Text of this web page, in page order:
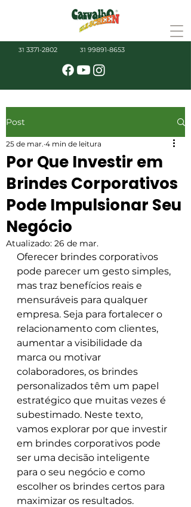
31 3371-2802 31 99891-8653
Post
Por Que Investir em
Brindes Corporativos
Pode Impulsionar Seu
Negócio
25 de mar. 4 min de leitura
Atualizado: 26 de mar.
Oferecer brindes corporativos
pode parecer um gesto simples,
mas traz benefícios reais e
mensuráveis para qualquer
empresa. Seja para fortalecer o
relacionamento com clientes,
aumentar a visibilidade da
marca ou motivar
colaboradores, os brindes
personalizados têm um papel
estratégico que muitas vezes é
subestimado. Neste texto,
vamos explorar por que investir
em brindes corporativos pode
ser uma decisão inteligente
para o seu negócio e como
escolher os brindes certos para
maximizar os resultados.